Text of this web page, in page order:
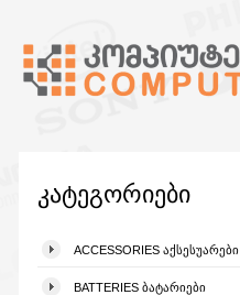
კატეგორიები
ACCESSORIES ᲐᲥᲡᲔᲡᲣᲐᲠᲔᲑᲘ
BATTERIES ᲑᲐᲢᲐᲠᲘᲔᲑᲘ